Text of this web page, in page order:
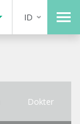
ID
Dokter